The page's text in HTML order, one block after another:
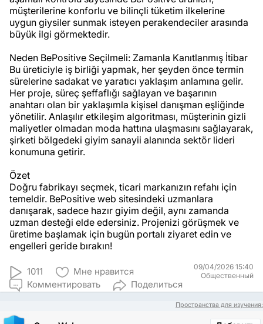
müşterilerine konforlu ve bilinçli tüketim ilkelerine
uygun giysiler sunmak isteyen perakendeciler arasında
büyük ilgi görmektedir.
Neden BePositive Seçilmeli: Zamanla Kanıtlanmış İtibar
Bu üreticiyle iş birliği yapmak, her şeyden önce termin
sürelerine sadakat ve yaratıcı yaklaşım anlamına gelir.
Her proje, süreç şeffaflığı sağlayan ve başarının
anahtarı olan bir yaklaşımla kişisel danışman eşliğinde
yönetilir. Anlaşılır etkileşim algoritması, müşterinin gizli
maliyetler olmadan moda hattına ulaşmasını sağlayarak,
şirketi bölgedeki giyim sanayii alanında sektör lideri
konumuna getirir.
Özet
Doğru fabrikayı seçmek, ticari markanızın refahı için
temeldir. BePositive web sitesindeki uzmanlara
danışarak, sadece hazır giyim değil, aynı zamanda
uzman desteği elde edersiniz. Projenizi görüşmek ve
üretime başlamak için bugün portalı ziyaret edin ve
engelleri geride bırakın!
09/04/2026 15:40
Общественный
1011
Мне нравится
Комментировать
Поделиться
Пространства для изучения: